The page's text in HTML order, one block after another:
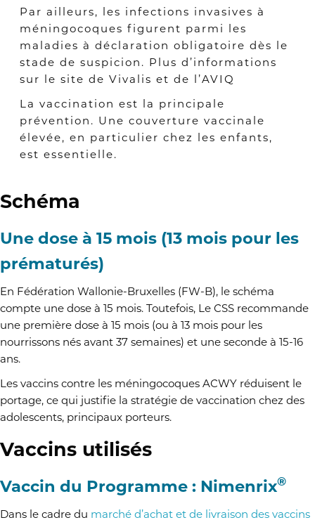
Par ailleurs, les infections invasives à
méningocoques figurent parmi les
maladies à déclaration obligatoire dès le
stade de suspicion. Plus d’informations
sur le site de Vivalis et de l’AVIQ
La vaccination est la principale
prévention. Une couverture vaccinale
élevée, en particulier chez les enfants,
est essentielle.
Schéma
Une dose à 15 mois (13 mois pour les
prématurés)
En Fédération Wallonie-Bruxelles (FW-B), le schéma
compte une dose à 15 mois. Toutefois, Le CSS recommande
une première dose à 15 mois (ou à 13 mois pour les
nourrissons nés avant 37 semaines) et une seconde à 15-16
ans.
Les vaccins contre les méningocoques ACWY réduisent le
portage, ce qui justifie la stratégie de vaccination chez des
adolescents, principaux porteurs.
Vaccins utilisés
Vaccin du Programme : Nimenrix®
Dans le cadre du marché d’achat et de livraison des vaccins